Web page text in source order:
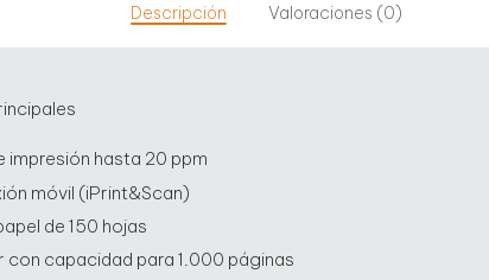
Descripción Valoraciones (0)
impresión hasta 20 ppm
móvil (iPrint&Scan)
de 150 hojas
con capacidad para 1.000 páginas